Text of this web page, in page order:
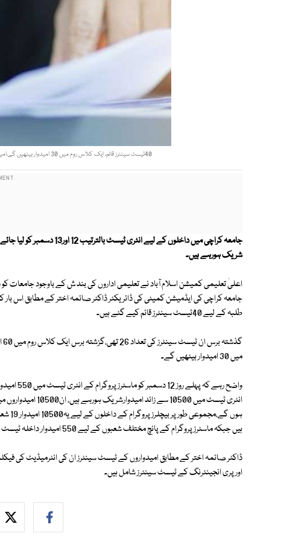
شریک ہورہے ہیں۔
اعلیٰ تعلیمی کمیشن اسلام آباد نے تعلیمی اداروں کی بند ش کے باوجود
طلبہ کے لیے 40ٹیسٹ سینٹرز قائم کیے گئے ہیں۔
میں 30 امیدوار بیٹھیں گے۔
ہیں جبکہ ماسٹرز پروگرام کے پانچ مختلف شعبوں کے لیے 550 امیدوار داخلہ ٹیسٹ دے رہے ہیں۔
ڈاکٹر صائمہ اختر کے مطابق امیدواروں کے ٹیسٹ سینٹرز ان کی انٹرمیڈیٹ کی
اورپری انجینئرنگ کے ٹیسٹ سینٹرز شامل ہیں۔